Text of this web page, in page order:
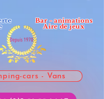
Bar - animations
Aire de jeux
cars - Vans